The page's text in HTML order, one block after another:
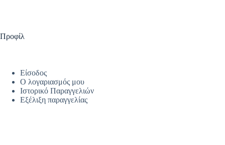
Προφίλ
Είσοδος
Ο λογαριασμός μου
Ιστορικό Παραγγελιών
Εξέλιξη παραγγελίας